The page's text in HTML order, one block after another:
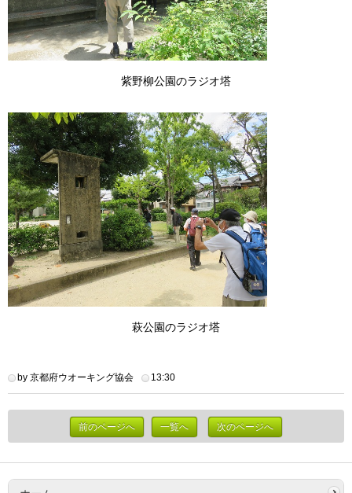
紫野柳公園のラジオ塔
萩公園のラジオ塔
by 京都府ウオーキング協会 13:30
前のページへ 一覧へ 次のページへ